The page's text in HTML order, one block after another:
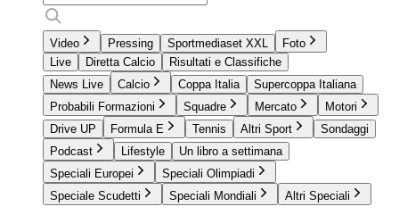
Video Pressing Sportmediaset XXL
Foto
Live
Diretta Calcio
Risultati e Classifiche
News Live
Calcio Coppa Italia
Supercoppa Italiana
Probabili Formazioni
Squadre Mercato
Motori
Drive UP
Formula E Tennis Altri Sport
Sondaggi
Podcast
Lifestyle
Un libro a settimana
Speciali Europei
Speciali Olimpiadi
Speciale Scudetti
Speciali Mondiali Altri Speciali